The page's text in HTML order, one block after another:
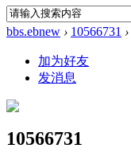
bbs.ebnew › 10566731 ›
加为好友
发消息
10566731